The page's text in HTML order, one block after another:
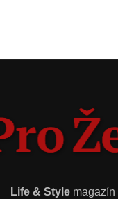
Life & Style magazín